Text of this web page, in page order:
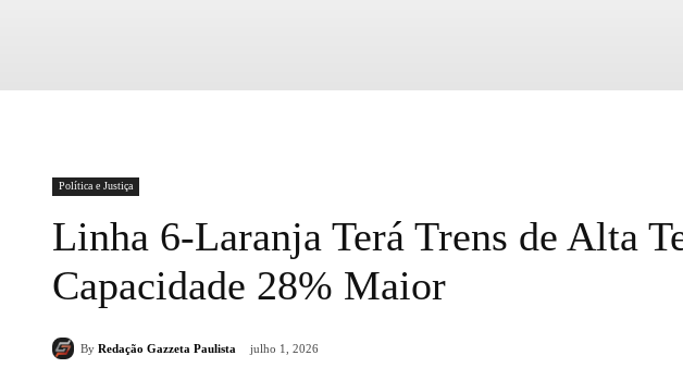
Política e Justiça
Linha 6-Laranja Terá Trens de Alta
Capacidade 28% Maior
By Redação Gazzeta Paulista julho 1, 2026